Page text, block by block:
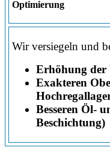
Optimierung
Wir versiegeln und
Erhöhung der
Exakteren
Besseren Öl-
Beschichtung)